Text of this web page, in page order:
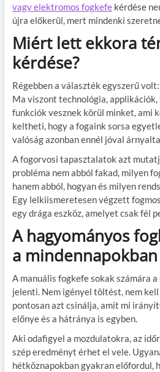
vagy elektromos fogkefekérdése
újra előkerül, mert mindenki
Miért lett ekkora
kérdése?
Régebben a választék egyszerű
Ma viszont technológia, applikációk,
funkciók vesznek körül minket, ami
keltheti, hogy a fogaink sorsa
valóság azonban ennél jóval
A fogorvosi tapasztalatok azt
probléma nem abból fakad, milyen
hanem abból, hogyan és milyen
Egy lelkiismeretesen végzett
egy drága eszköz, amelyet csak fél
A hagyományos
a mindennapokban
A manuális fogkefe sokak számára
jelenti. Nem igényel töltést, nem
pontosan azt csinálja, amit mi
előnye és a hátránya is egyben.
Aki odafigyel a mozdulatokra, az
szép eredményt érhet el vele.
hétköznapokban gyakran előfordul,